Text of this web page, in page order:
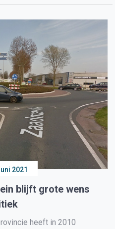
2021
blijft grote wens
heeft in 2010